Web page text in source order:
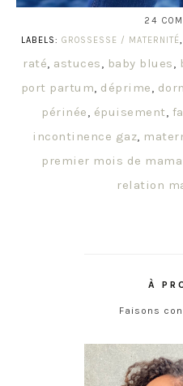
24
LABELS: GROSSESSE / MATERNITÉ,
raté, astuces, baby blues,
port partum, déprime,
périnée, épuisement,
incontinence gaz,
premier mois de
relation
À
Faisons